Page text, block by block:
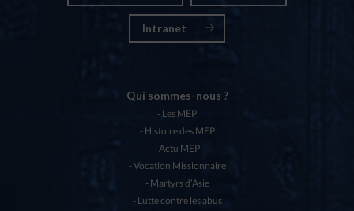
Intranet
Qui sommes-nous ?
Les MEP
Histoire des MEP
Actu MEP
Vocation Missionnaire
Martyrs d’Asie
Lutte contre les abus